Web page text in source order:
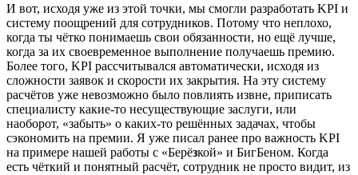
И вот, исходя уже из этой точки, мы смогли разработать KPI и
систему поощрений для сотрудников. Потому что неплохо,
когда ты чётко понимаешь свои обязанности, но ещё лучше,
когда за их своевременное выполнение получаешь премию.
Более того, KPI рассчитывался автоматически, исходя из
сложности заявок и скорости их закрытия. На эту систему
расчётов уже невозможно было повлиять извне, приписать
специалисту какие-то несуществующие заслуги, или
наоборот, «забыть» о каких-то решённых задачах, чтобы
сэкономить на премии. Я уже писал ранее про важность KPI
на примере нашей работы с «Берёзкой» и БигБеном. Когда
есть чёткий и понятный расчёт, сотрудник не просто видит, из